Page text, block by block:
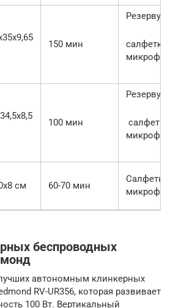
150 мин
Резервуар,
салфетка
100 мин
Резервуар,
салфетка
см 60-70 мин
Салфетка
беспроводных
автономным клинкерных
RV-UR356, которая развивает
100 Вт. Вертикальный